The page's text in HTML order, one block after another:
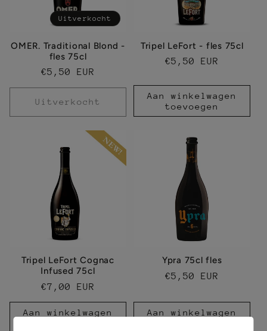
Uitverkocht
OMER. Traditional Blond -
fles 75cl
Normale
prijs
€5,50 EUR
Uitverkocht
Tripel LeFort - fles 75cl
Normale
€5,50 EUR
Aan winkelwagen
toevoegen
Tripel LeFort Cognac
Infused 75cl
Normale
prijs
€7,00 EUR
Aan winkelwagen
Ypra 75cl fles
Normale
€5,50 EUR
Aan winkelwagen